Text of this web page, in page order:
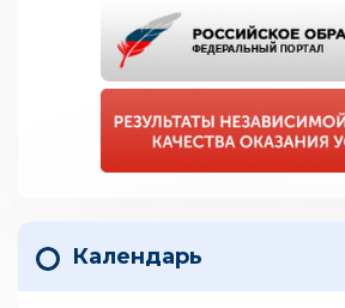
Календарь